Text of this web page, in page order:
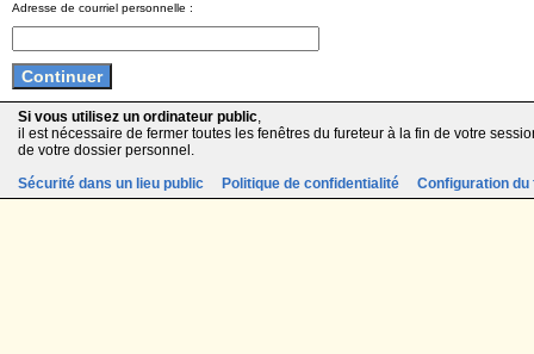
Adresse de courriel personnelle :
Si vous utilisez un ordinateur public,
il est nécessaire de fermer toutes les fenêtres du fureteur à la fin de votre
de votre dossier personnel.
Sécurité dans un lieu public
Politique de confidentialité Configuration du